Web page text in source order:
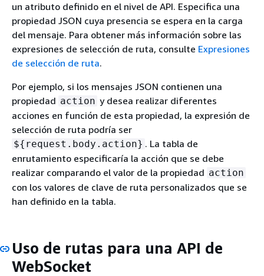
un atributo definido en el nivel de API. Especifica una
propiedad JSON cuya presencia se espera en la carga
del mensaje. Para obtener más información sobre las
expresiones de selección de ruta, consulte Expresiones
de selección de ruta.
Por ejemplo, si los mensajes JSON contienen una
propiedad action y desea realizar diferentes
acciones en función de esta propiedad, la expresión de
selección de ruta podría ser
${ request.body.action} . La tabla de
enrutamiento especificaría la acción que se debe
realizar comparando el valor de la propiedad action
con los valores de clave de ruta personalizados que se
han definido en la tabla.
Uso de rutas para una API de
WebSocket